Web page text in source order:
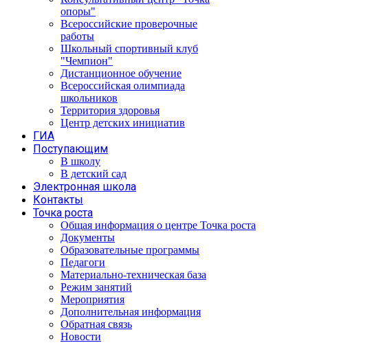
опоры"
Всероссийские проверочные
работы
Школьный спортивный клуб
"Чемпион"
Дистанционное обучение
Всероссийская олимпиада
школьников
Территория здоровья
Центр детских инициатив
ГИА
Поступающим
В школу
В детский сад
Электронная школа
Контакты
Точка роста
Общая информация о центре Точка роста
Документы
Образовательные программы
Педагоги
Материально-техническая база
Режим занятий
Мероприятия
Дополнительная информация
Обратная связь
Новости